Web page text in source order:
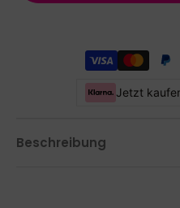
Jetzt
Beschreibung